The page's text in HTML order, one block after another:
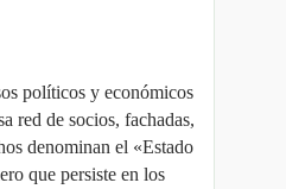
políticos y económicos
red de socios, fachadas,
denominan el «Estado
que persiste en los